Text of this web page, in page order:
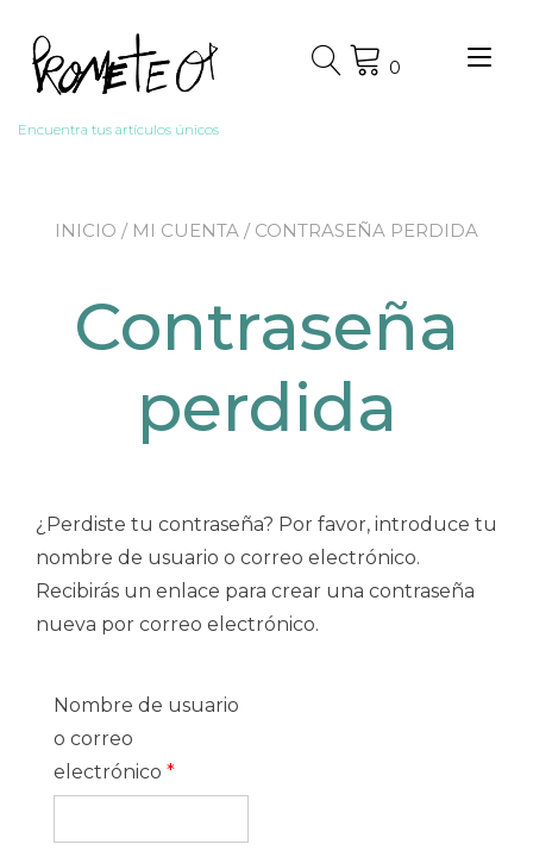
contenido
Encuentra tus artículos únicos
0
INICIO / MI CUENTA / CONTRASEÑA PERDIDA
Contraseña
perdida
¿Perdiste tu contraseña? Por favor, introduce tu
nombre de usuario o correo electrónico.
Recibirás un enlace para crear una contraseña
nueva por correo electrónico.
Nombre de usuario
o correo
electrónico *Obligatorio